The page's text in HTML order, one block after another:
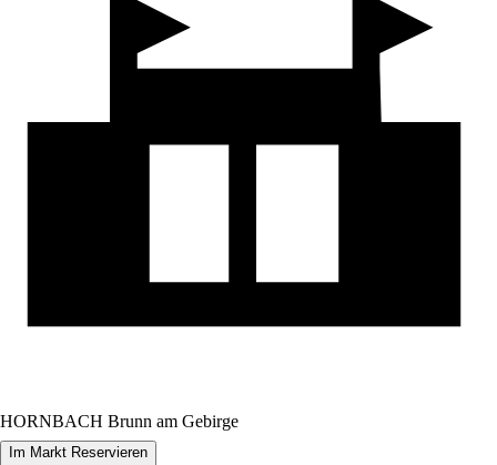
HORNBACH Brunn am Gebirge
Im Markt Reservieren